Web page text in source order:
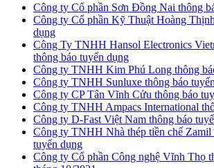
Công ty Cổ phần Sơn Đồng Nai thông
Công ty Cổ phần Kỹ Thuật Hoàng
dụng
Công Ty TNHH Hansol Electronics
thông báo tuyển dụng
Công ty TNHH Kim Phú Long thông
Công ty TNHH Sunluxe thông báo
Công ty CP Tân Vĩnh Cửu thông báo
Công ty TNHH Ampacs International
Công ty D-Fast Việt Nam thông báo
Công ty TNHH Nhà thép tiền chế Zamil
tuyển dụng
Công ty Cổ phần Công nghệ Vĩnh Thọ